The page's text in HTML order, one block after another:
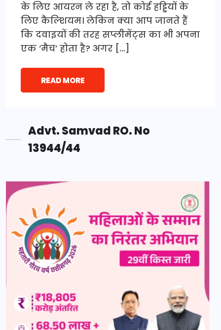
के लिए आयरन ले रहा है, तो कोई हड्डियों के
लिए कैल्शियम। लेकिन क्या आप जानते हैं
कि दवाइयों की तरह सप्लीमेंट्स का भी अपना
एक ‘मैच’ होता है? अगर […]
READ MORE
Advt. Samvad RO. No
13944/44